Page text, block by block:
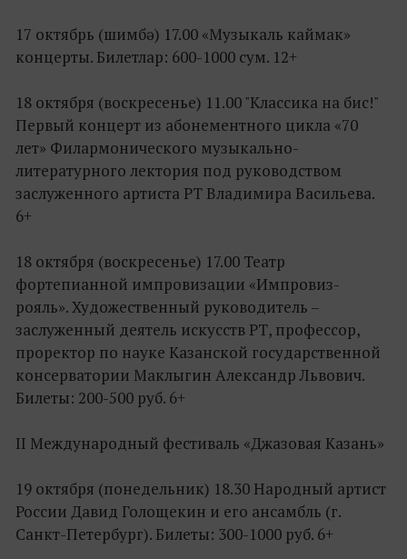
17 октябрь (шимбә) 17.00 «Музыкаль каймак»
концерты. Билетлар: 600-1000 сум. 12+
18 октября (воскресенье) 11.00 "Классика на бис!"
Первый концерт из абонементного цикла «70
лет» Филармонического музыкально-
литературного лектория под руководством
заслуженного артиста РТ Владимира Васильева.
6+
18 октября (воскресенье) 17.00 Театр
фортепианной импровизации «Импровиз-
рояль». Художественный руководитель –
заслуженный деятель искусств РТ, профессор,
проректор по науке Казанской государственной
консерватории Маклыгин Александр Львович.
Билеты: 200-500 руб. 6+
II Международный фестиваль «Джазовая Казань»
19 октября (понедельник) 18.30 Народный артист
России Давид Голощекин и его ансамбль (г.
Санкт-Петербург). Билеты: 300-1000 руб. 6+